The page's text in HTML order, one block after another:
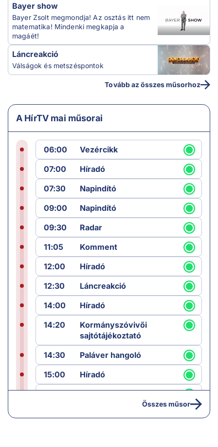
Bayer show
Bayer Zsolt megmondja! Az osztás itt nem
matematika! Mindenki megkapja a
magáét!
Láncreakció
Válságok és metszéspontok
Tovább az összes műsorhoz
A HírTV mai műsorai
06:00
Vezércikk
07:00
Híradó
07:30
Napindító
09:00
Napindító
09:30
Radar
11:05
Komment
12:00
Híradó
12:30
Láncreakció
14:00
Híradó
14:20
Kormányszóvivői
sajtótájékoztató
14:30
Paláver hangoló
15:00
Híradó
15:30
Paláver
Összes műsor